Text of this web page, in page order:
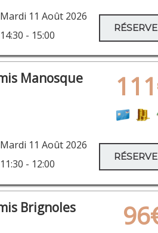
Mardi 11 Août 2026
- 15:00
Manosque
Mardi 11 Août 2026
- 12:00
Brignoles